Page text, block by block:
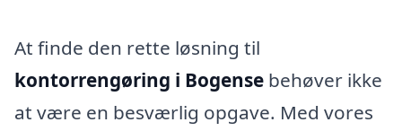
At finde den rette løsning til
kontorrengøring i Bogense behøver ikke
at være en besværlig opgave. Med vores